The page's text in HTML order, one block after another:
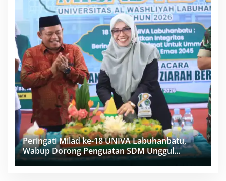
Peringati Milad ke-18 UNIVA Labuhanbatu,
Wabup Dorong Penguatan SDM Unggul
Menuju Indonesia Emas 2045